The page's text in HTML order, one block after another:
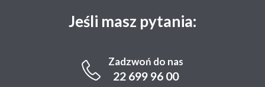
Jeśli masz pytania:
Zadzwoń do nas
22 699 96 00